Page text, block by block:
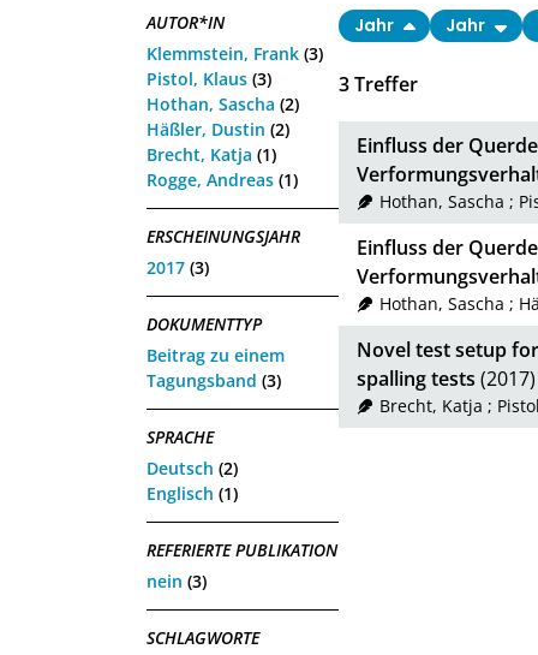
AUTOR*IN
Klemmstein, Frank (3)
Pistol, Klaus (3)
Hothan, Sascha (2)
Häßler, Dustin (2)
Brecht, Katja (1)
Rogge, Andreas (1)
ERSCHEINUNGSJAHR
2017 (3)
DOKUMENTTYP
Beitrag zu einem
Tagungsband (3)
SPRACHE
Deutsch (2)
Englisch (1)
REFERIERTE PUBLIKATION
nein (3)
SCHLAGWORTE
3Treffer
Jahr Jahr
Einfluss der
Hothan, Sascha ;
Einfluss der
Hothan, Sascha ;
Novel test setup
spalling tests (2017)
Brecht, Katja ;